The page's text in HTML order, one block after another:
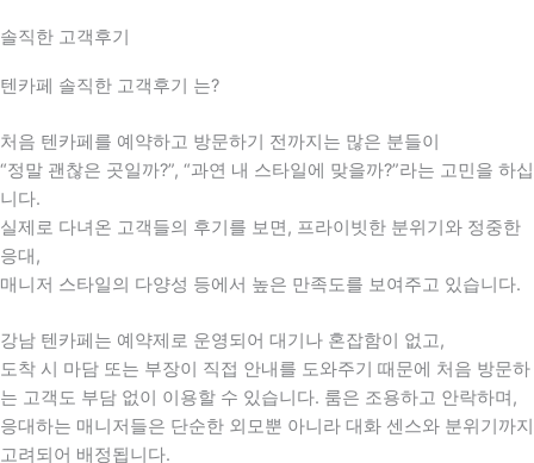
솔직한 고객후기
텐카페 솔직한 고객후기 는?
처음 텐카페를 예약하고 방문하기 전까지는 많은 분들이
“정말 괜찮은 곳일까?”, “과연 내 스타일에 맞을까?”라는 고민을 하십
니다.
실제로 다녀온 고객들의 후기를 보면, 프라이빗한 분위기와 정중한
응대,
매니저 스타일의 다양성 등에서 높은 만족도를 보여주고 있습니다.
강남 텐카페는 예약제로 운영되어 대기나 혼잡함이 없고,
도착 시 마담 또는 부장이 직접 안내를 도와주기 때문에 처음 방문하
는 고객도 부담 없이 이용할 수 있습니다. 룸은 조용하고 안락하며,
응대하는 매니저들은 단순한 외모뿐 아니라 대화 센스와 분위기까지
고려되어 배정됩니다.